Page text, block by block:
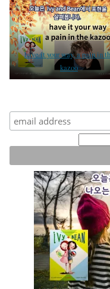
have it your way, a pain in
kazoo